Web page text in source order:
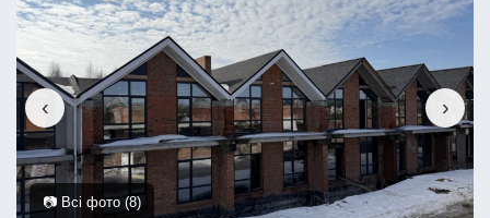
‹ ›
📷 Всі фото (8)